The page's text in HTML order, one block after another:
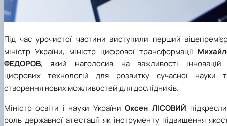
Під час урочистої частини виступили перший
міністр України, міністр цифрової трансформації
ФЕДОРОВ, який наголосив на важливості інновацій
цифрових технологій для розвитку сучасної науки
створення нових можливостей для дослідників.
Міністр освіти і науки УкраїниОксен ЛІСОВИЙ
роль державної атестації як інструменту підвищення